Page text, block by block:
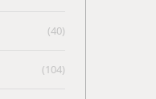
(40)
(104)